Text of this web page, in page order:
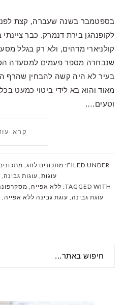
בספטמבר בשנה שעברה, קצת לפניי
לקופנהגן בירת דנמרק. כבר
קולניארי מדהים, ולא רק בגלל
שנבחרה מספר פעמים למסעדה
בעיר לא היה קשה להבחין שהרף
מאוד והוא בא לידי ביטוי כמעט
וטעים….
קרא
FILED UNDER: מתכונים לחג,
עוגות, עוגות גבינה,
TAGGED WITH: ללא אפייה,
עוגת גבינה, עוגת גבינה ללא אפייה,
SIDEBAR